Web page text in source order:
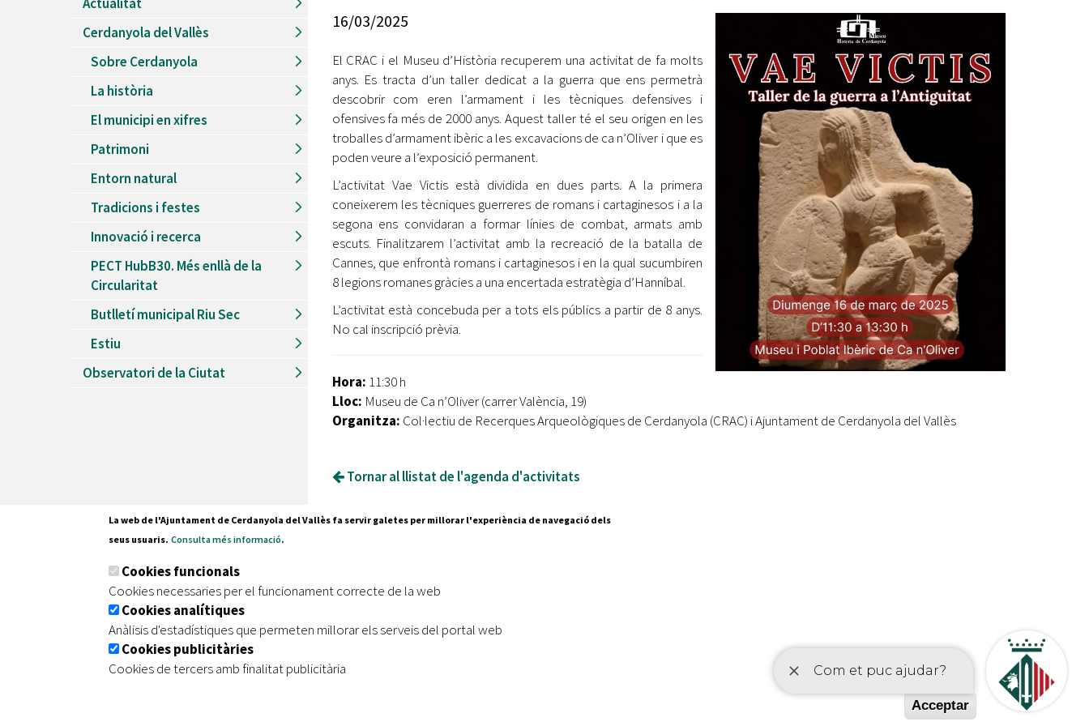
Recursos Humans
Ètica i Integritat
Retiment de Comptes
Accés a Informació Pública
Dades Obertes
Catàleg de Serveis i Tràmits
Del26/06/2026al30/08/2026
Patis oberts temporada d'estiu
Piscines d'estiu a Cerdanyola
Del01/06/2026al30/09/2026
Refugis climàtics a Cerdanyola
Jocs d'aigua del Parc Cordelles
Del01/07/2024al31/08/2026
Decorem! Conte 'La truita de nabius'
jove 2026
Cerdanyola opta a més de 5 milions d'euros del Pla de
Barris per transformar les Fontetes, Quatre Cantons i
l'entorn de l'avinguda Catalunya
El FIT presenta el cartell de la seva 16a edició i dona el
tret de sortida al festival
L’Ajuntament reparteix ulleres gratuïtes per veure
l'eclipsi solar
Equipaments
Mercats Municipals
Webs Municipals
Cerdanyola del Vallès
Sobre Cerdanyola
La història
El municipi en xifres
Patrimoni
Entorn natural
Tradicions i festes
Innovació i recerca
PECT HubB30. Més enllà de la
Circularitat
Butlletí municipal Riu Sec
Estiu
Observatori de la Ciutat
16/03/2025
El CRAC i el Museu d’Història recuperem una activitat de fa molts
anys. Es tracta d’un taller dedicat a la guerra que ens permetrà
descobrir com eren l’armament i les tècniques defensives i
ofensives fa més de 2000 anys. Aquest taller té el seu origen en les
troballes d’armament ibèric a les excavacions de ca n’Oliver i que es
poden veure a l’exposició permanent.
L’activitat Vae Victis està dividida en dues parts. A la primera
coneixerem les tècniques guerreres de romans i cartaginesos i a la
segona ens convidaran a formar línies de combat, armats amb
escuts. Finalitzarem l’activitat amb la recreació de la batalla de
Cannes, que enfrontà romans i cartaginesos i en la qual sucumbiren
8 legions romanes gràcies a una encertada estratègia d’Hanníbal.
L’activitat està concebuda per a tots els públics a partir de 8 anys.
No cal inscripció prèvia.
Hora: 11:30 h
Lloc: Museu de Ca n’Oliver (carrer València, 19)
Organitza: Col·lectiu de Recerques Arqueològiques de Cerdanyola (CRAC) i Ajuntament de Cerdanyola del Vallès
Tornar al llistat de l'agenda d'activitats
Tel. 935 80 88 88
| Avís legal | Protecció de dades
La web de l'Ajuntament de Cerdanyola del Vallès fa servir galetes per millorar l'experiència de navegació dels
seus usuaris. Consulta més informació.
Cookies funcionals
Cookies necessaries per el funcionament correcte de la web
Cookies analítiques
Anàlisis d'estadístiques que permeten millorar els serveis del portal web
Cookies publicitàries
Cookies de tercers amb finalitat publicitària
Acceptar